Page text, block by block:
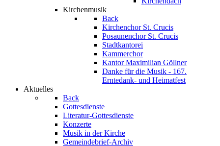
Kirchenmusik
Back
Kirchenchor St. Crucis
Posaunenchor St. Crucis
Stadtkantorei
Kammerchor
Kantor Maximilian Göllner
Danke für die Musik - 167.
Erntedank- und Heimatfest
Aktuelles
Back
Gottesdienste
Literatur-Gottesdienste
Konzerte
Musik in der Kirche
Gemeindebrief-Archiv